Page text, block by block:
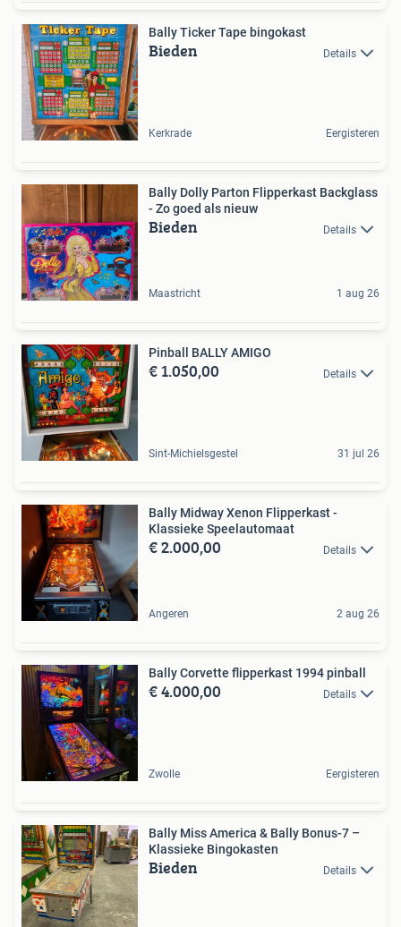
Bally Ticker Tape bingokast
Bieden Details
Kerkrade Eergisteren
Bally Dolly Parton Flipperkast Backglass
- Zo goed als nieuw
Bieden Details
Maastricht 1 aug 26
Pinball BALLY AMIGO
€ 1.050,00 Details
Sint-Michielsgestel 31 jul 26
Bally Midway Xenon Flipperkast -
Klassieke Speelautomaat
€ 2.000,00 Details
Angeren 2 aug 26
Bally Corvette flipperkast 1994 pinball
€ 4.000,00 Details
Zwolle Eergisteren
Bally Miss America & Bally Bonus-7 –
Klassieke Bingokasten
Bieden Details